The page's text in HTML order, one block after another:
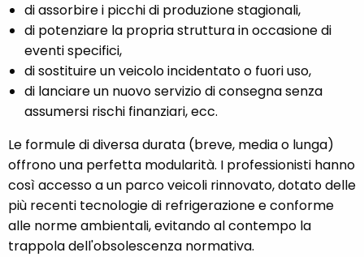
di assorbire i picchi di produzione stagionali,
di potenziare la propria struttura in occasione di
eventi specifici,
di sostituire un veicolo incidentato o fuori uso,
di lanciare un nuovo servizio di consegna senza
assumersi rischi finanziari, ecc.
Le formule di diversa durata (breve, media o lunga)
offrono una perfetta modularità. I professionisti hanno
così accesso a un parco veicoli rinnovato, dotato delle
più recenti tecnologie di refrigerazione e conforme
alle norme ambientali, evitando al contempo la
trappola dell'obsolescenza normativa.